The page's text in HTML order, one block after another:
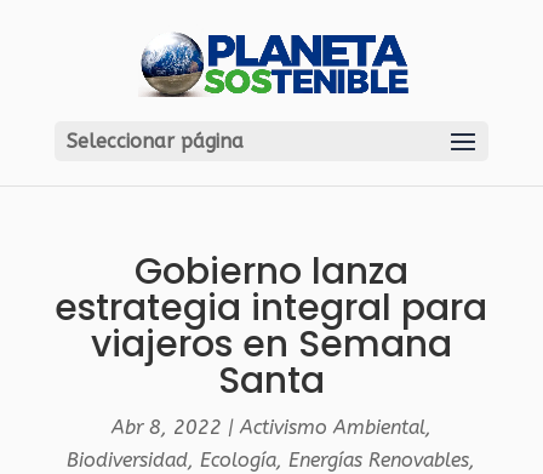
Seleccionar página
Gobierno lanza
estrategia integral para
viajeros en Semana
Santa
Abr 8, 2022 |Activismo Ambiental,
Biodiversidad,Ecología,Energías Renovables,